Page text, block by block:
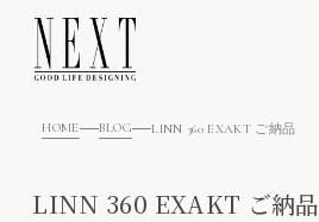
HOME BLOG LINN 360 EXAKT ご納品
LINN 360 EXAKT ご納品